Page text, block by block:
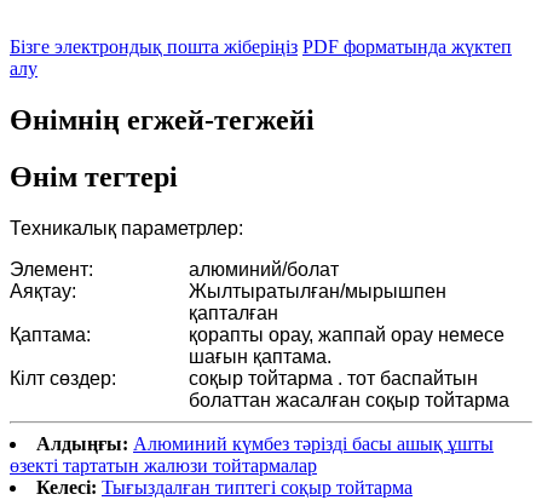
Бізге электрондық пошта жіберіңіз PDF форматында жүктеп
алу
Өнімнің егжей-тегжейі
Өнім тегтері
Техникалық параметрлер:
Элемент:
алюминий/болат
Аяқтау:
Жылтыратылған/мырышпен
қапталған
Қаптама:
қорапты орау, жаппай орау немесе
шағын қаптама.
Кілт сөздер:
соқыр тойтарма . тот баспайтын
болаттан жасалған соқыр тойтарма
Алдыңғы: Алюминий күмбез тәрізді басы ашық ұшты
өзекті тартатын жалюзи тойтармалар
Келесі: Тығыздалған типтегі соқыр тойтарма